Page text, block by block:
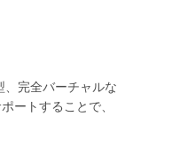
完全バーチャルな
ートすることで、